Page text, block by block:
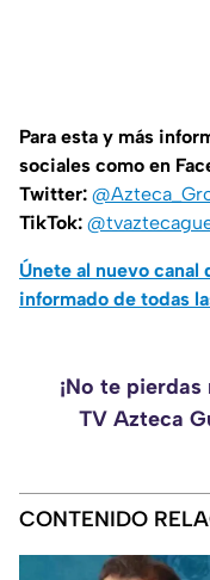
Para esta y más
sociales como en
Twitter:
TikTok:
Únete al nuevo
informado de todas
¡No te
TV Azteca
CONTENIDO